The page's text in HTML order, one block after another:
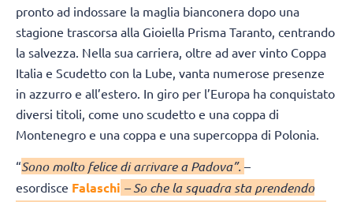
pronto ad indossare la maglia bianconera dopo una
stagione trascorsa alla Gioiella Prisma Taranto, centrando
la salvezza. Nella sua carriera, oltre ad aver vinto Coppa
Italia e Scudetto con la Lube, vanta numerose presenze
in azzurro e all’estero. In giro per l’Europa ha conquistato
diversi titoli, come uno scudetto e una coppa di
Montenegro e una coppa e una supercoppa di Polonia.
“Sono molto felice di arrivare a Padova”. –
esordisce Falaschi – So che la squadra sta prendendo